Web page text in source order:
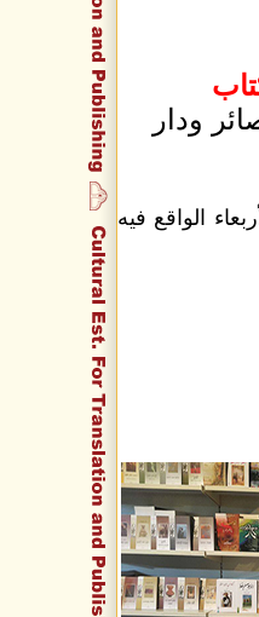
ودار
حتى يوم الأربعاء الواقع فيه